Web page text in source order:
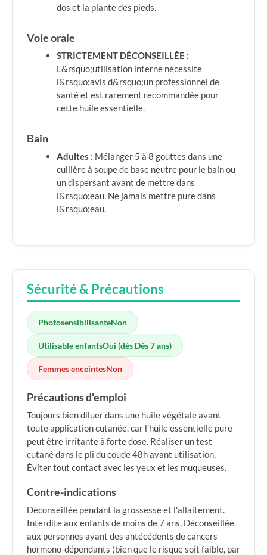
dos et la plante des pieds.
Voie orale
STRICTEMENT DÉCONSEILLÉE :
L&rsquo;utilisation interne nécessite
l&rsquo;avis d&rsquo;un professionnel de
santé et est rarement recommandée pour
cette huile essentielle.
Bain
Adultes : Mélanger 5 à 8 gouttes dans une
cuillère à soupe de base neutre pour le bain ou
un dispersant avant de mettre dans
l&rsquo;eau. Ne jamais mettre pure dans
l&rsquo;eau.
Sécurité & Précautions
PhotosensibilisanteNon
Utilisable enfantsOui (dès Dès 7 ans)
Femmes enceintesNon
Précautions d'emploi
Toujours bien diluer dans une huile végétale avant
toute application cutanée, car l'huile essentielle pure
peut être irritante à forte dose. Réaliser un test
cutané dans le pli du coude 48h avant utilisation.
Éviter tout contact avec les yeux et les muqueuses.
Contre-indications
Déconseillée pendant la grossesse et l'allaitement.
Interdite aux enfants de moins de 7 ans. Déconseillée
aux personnes ayant des antécédents de cancers
hormono-dépendants (bien que le risque soit faible, par